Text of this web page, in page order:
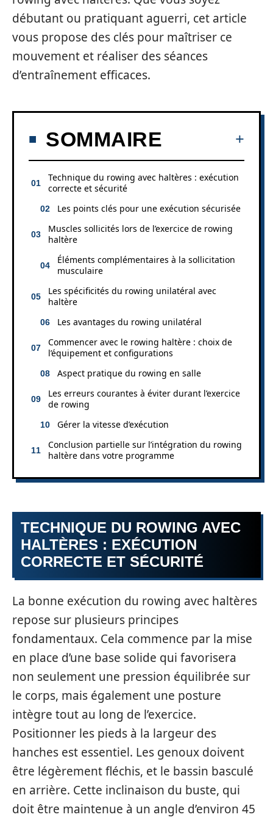
débutant ou pratiquant aguerri, cet article
vous propose des clés pour maîtriser ce
mouvement et réaliser des séances
d’entraînement efficaces.
SOMMAIRE
Technique du rowing avec haltères : exécution
correcte et sécurité
Les points clés pour une exécution sécurisée
Muscles sollicités lors de l’exercice de rowing
haltère
Éléments complémentaires à la sollicitation
musculaire
Les spécificités du rowing unilatéral avec
haltère
Les avantages du rowing unilatéral
Commencer avec le rowing haltère : choix de
l’équipement et configurations
Aspect pratique du rowing en salle
Les erreurs courantes à éviter durant l’exercice
de rowing
Gérer la vitesse d’exécution
Conclusion partielle sur l’intégration du rowing
haltère dans votre programme
TECHNIQUE DU ROWING AVEC
HALTÈRES : EXÉCUTION
CORRECTE ET SÉCURITÉ
La bonne exécution du rowing avec haltères
repose sur plusieurs principes
fondamentaux. Cela commence par la mise
en place d’une base solide qui favorisera
non seulement une pression équilibrée sur
le corps, mais également une posture
intègre tout au long de l’exercice.
Positionner les pieds à la largeur des
hanches est essentiel. Les genoux doivent
être légèrement fléchis, et le bassin basculé
en arrière. Cette inclinaison du buste, qui
doit être maintenue à un angle d’environ 45